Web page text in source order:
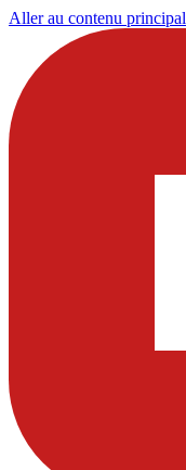
Aller au contenu principal